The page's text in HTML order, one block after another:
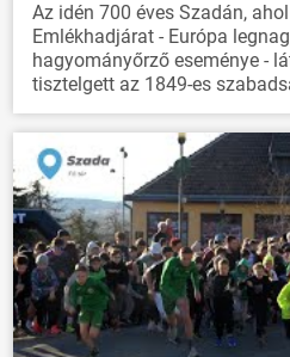
Az idén 700 éves Szadán,
Emlékhadjárat - Európa
hagyományőrző eseménye -
tisztelgett az 1849-es